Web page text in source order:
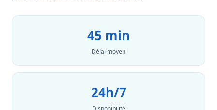
45 min
Délai moyen
24h/7
Disponibilité